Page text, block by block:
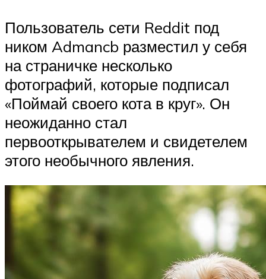
Пользователь сети Reddit под
ником Admancb разместил у себя
на страничке несколько
фотографий, которые подписал
«Поймай своего кота в круг». Он
неожиданно стал
первооткрывателем и свидетелем
этого необычного явления.